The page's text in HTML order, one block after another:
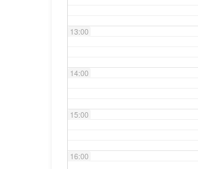
13:00
14:00
15:00
16:00